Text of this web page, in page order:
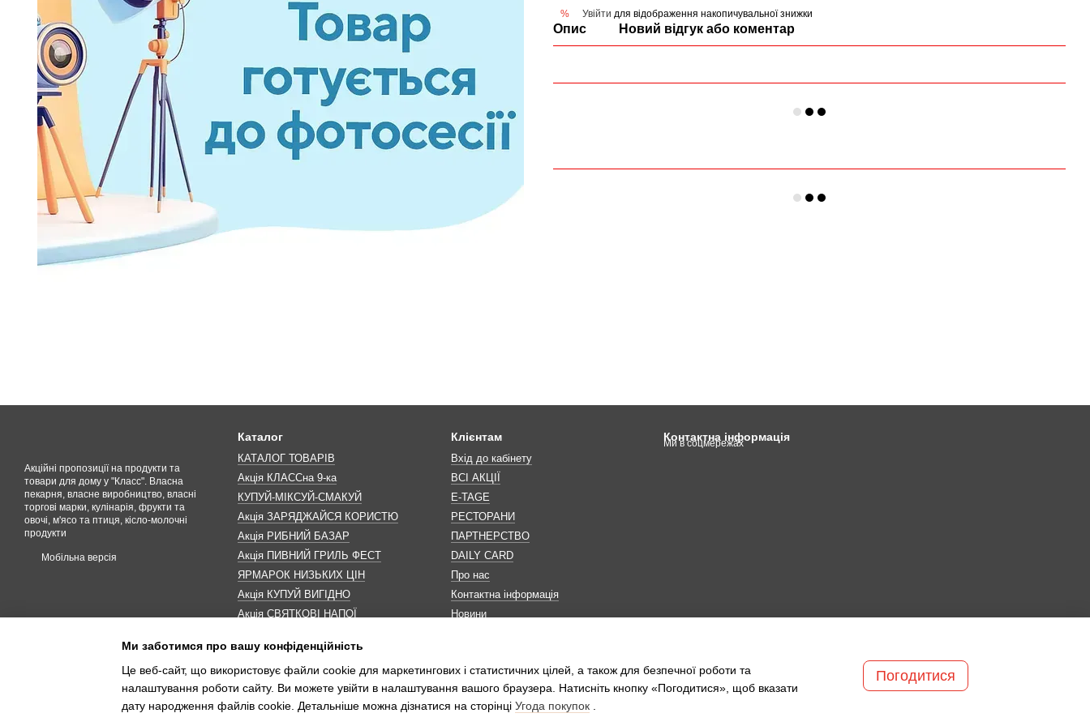
% Увійти для відображення накопичувальної знижки
Опис Новий відгук або коментар
Акційні пропозиції на продукти та
товари для дому у "Класс". Власна
пекарня, власне виробництво, власні
торгові марки, кулінарія, фрукти та
овочі, м'ясо та птиця, кісло-молочні
продукти
Мобільна версія
Каталог
КАТАЛОГ ТОВАРІВ
Акція КЛАССна 9-ка
КУПУЙ-МІКСУЙ-СМАКУЙ
Акція ЗАРЯДЖАЙСЯ КОРИСТЮ
Акція РИБНИЙ БАЗАР
Акція ПИВНИЙ ГРИЛЬ ФЕСТ
ЯРМАРОК НИЗЬКИХ ЦІН
Акція КУПУЙ ВИГІДНО
Акція СВЯТКОВІ НАПОЇ
Акція ДО МАКОВЕЯ
ІНШІ АКЦІЇ
Клієнтам
Вхід до кабінету
ВСІ АКЦІЇ
E-TAGE
РЕСТОРАНИ
ПАРТНЕРСТВО
DAILY CARD
Про нас
Контактна інформація
Новини
Контактна інформація
Ми в соцмережах
Ми заботимся про вашу конфіденційність
Це веб-сайт, що використовує файли cookie для маркетингових і статистичних цілей, а також для безпечної роботи та
налаштування роботи сайту. Ви можете увійти в налаштування вашого браузера. Натисніть кнопку «Погодитися», щоб вказати
дату народження файлів cookie. Детальніше можна дізнатися на сторінці Угода покупок
Погодитися